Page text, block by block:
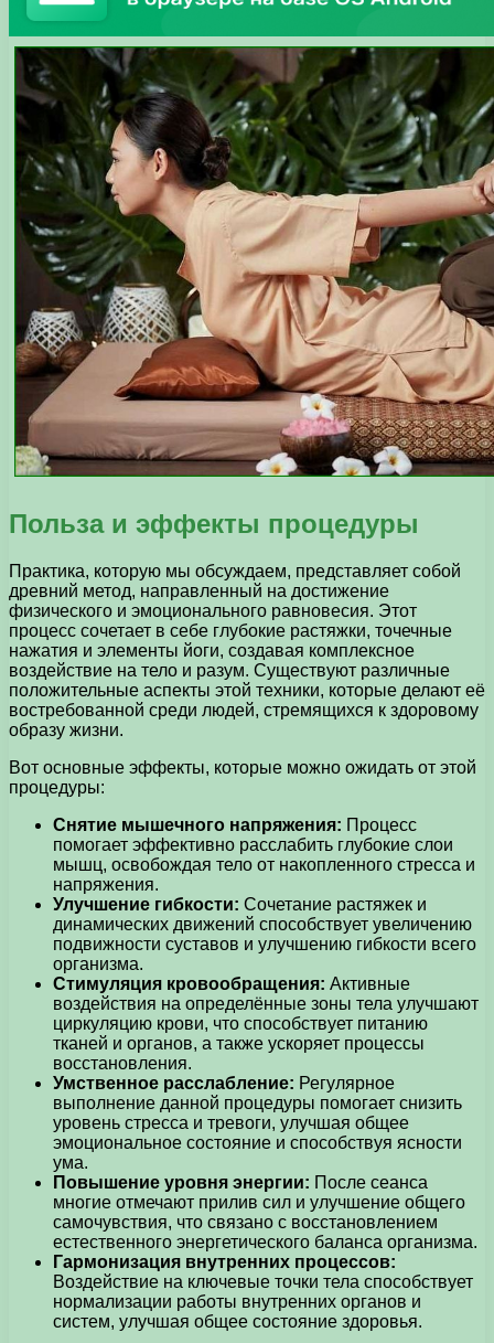
Польза и эффекты процедуры
Практика, которую мы обсуждаем, представляет собой
древний метод, направленный на достижение
физического и эмоционального равновесия. Этот
процесс сочетает в себе глубокие растяжки, точечные
нажатия и элементы йоги, создавая комплексное
воздействие на тело и разум. Существуют различные
положительные аспекты этой техники, которые делают её
востребованной среди людей, стремящихся к здоровому
образу жизни.
Вот основные эффекты, которые можно ожидать от этой
процедуры:
Снятие мышечного напряжения: Процесс
помогает эффективно расслабить глубокие слои
мышц, освобождая тело от накопленного стресса и
напряжения.
Улучшение гибкости: Сочетание растяжек и
динамических движений способствует увеличению
подвижности суставов и улучшению гибкости всего
организма.
Стимуляция кровообращения: Активные
воздействия на определённые зоны тела улучшают
циркуляцию крови, что способствует питанию
тканей и органов, а также ускоряет процессы
восстановления.
Умственное расслабление: Регулярное
выполнение данной процедуры помогает снизить
уровень стресса и тревоги, улучшая общее
эмоциональное состояние и способствуя ясности
ума.
Повышение уровня энергии: После сеанса
многие отмечают прилив сил и улучшение общего
самочувствия, что связано с восстановлением
естественного энергетического баланса организма.
Гармонизация внутренних процессов:
Воздействие на ключевые точки тела способствует
нормализации работы внутренних органов и
систем, улучшая общее состояние здоровья.